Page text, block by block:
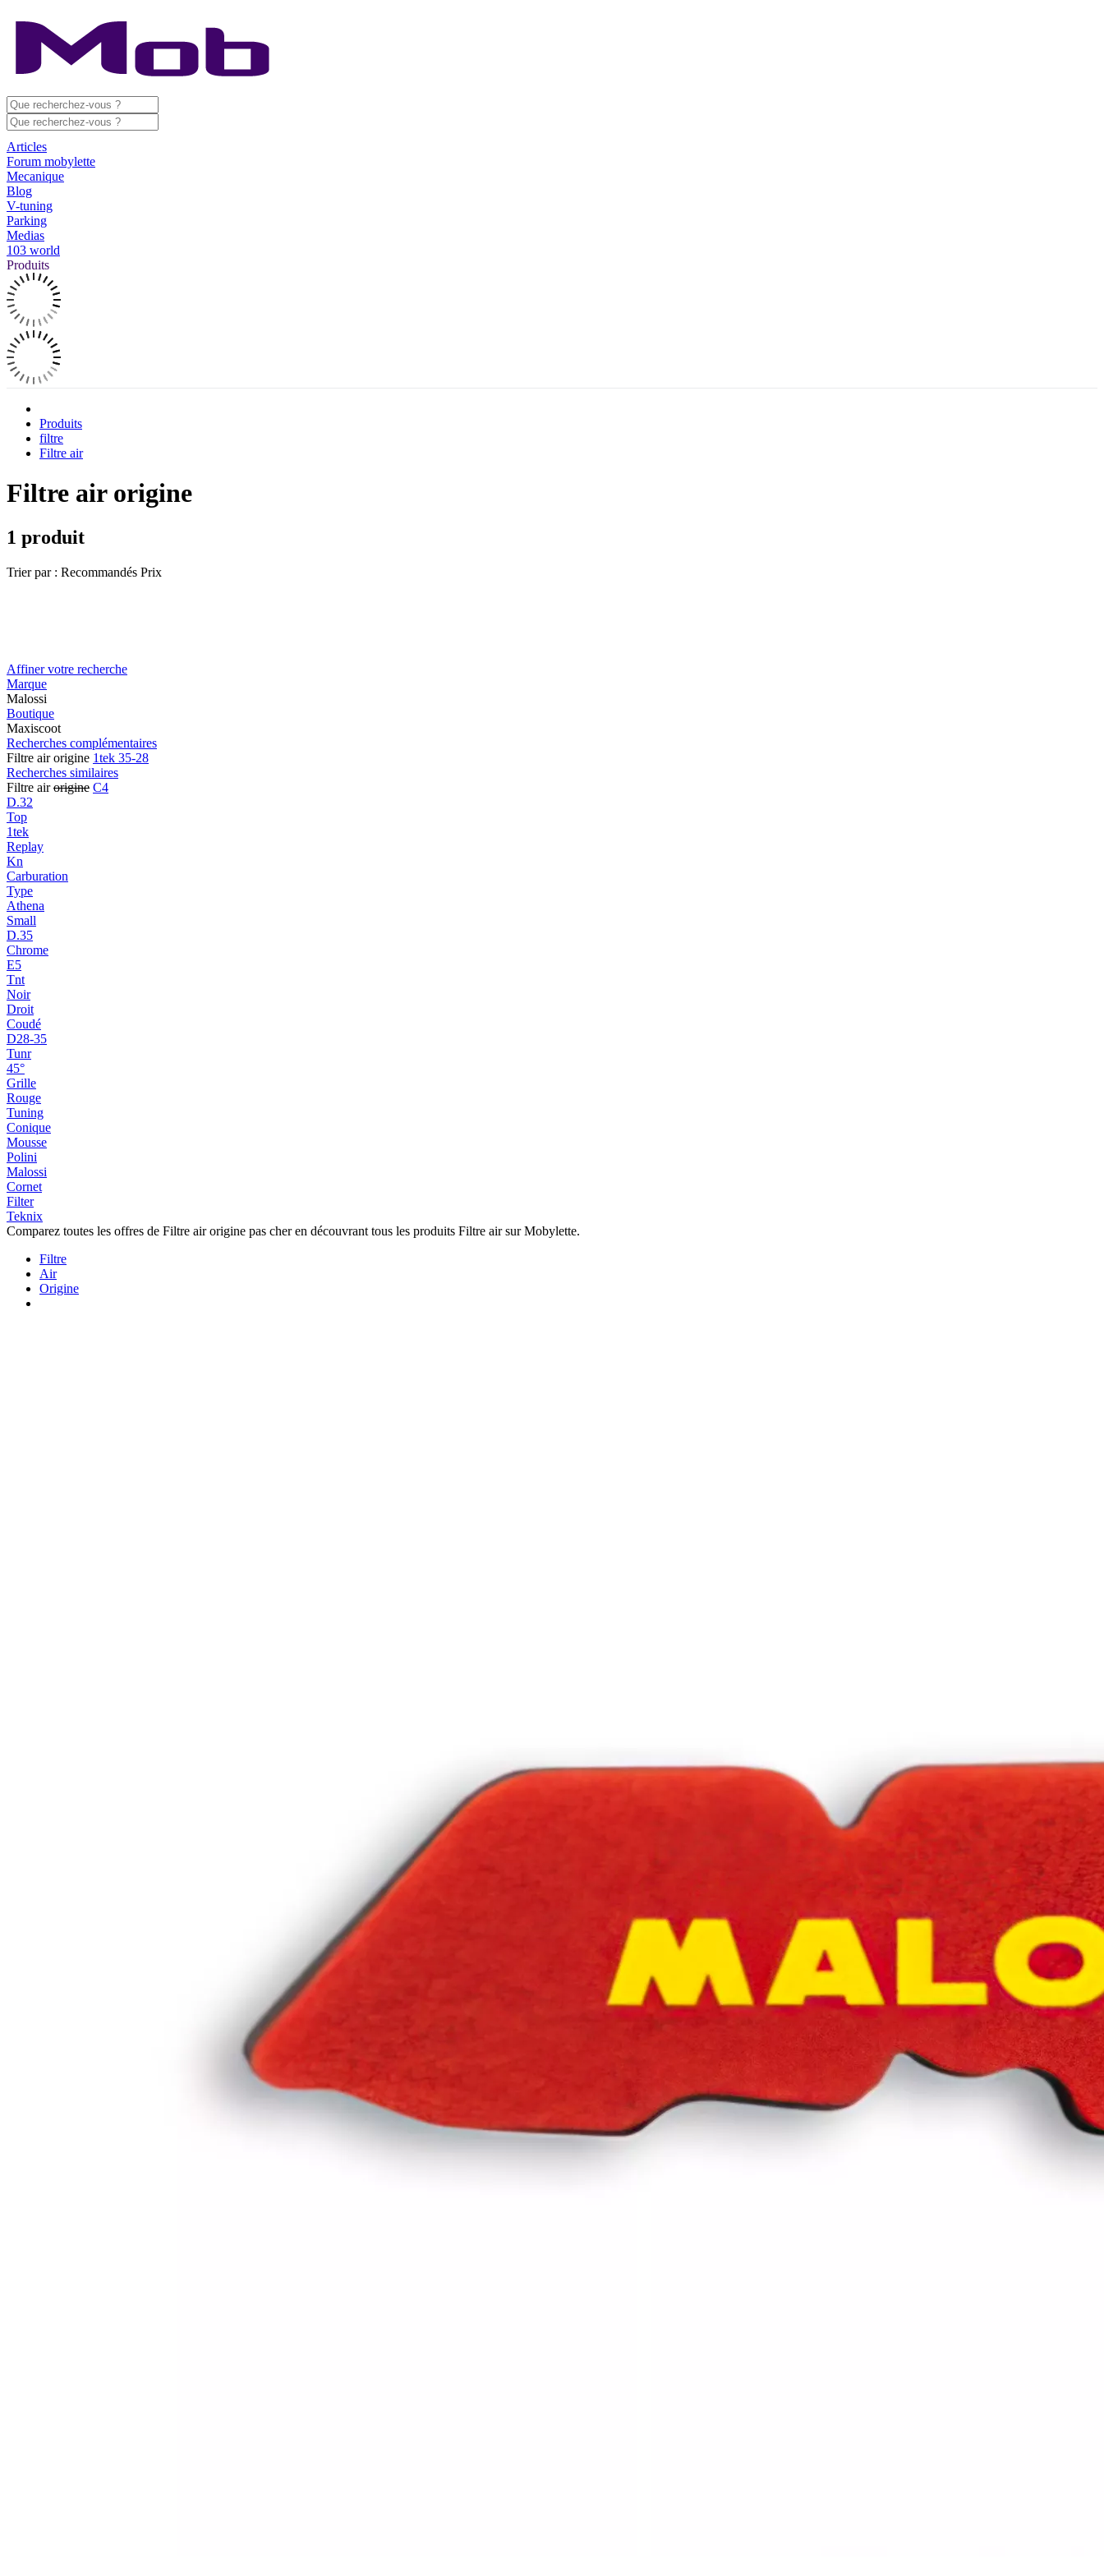
Articles
Forum mobylette
Mecanique
Blog
V-tuning
Parking
Medias
103 world
Produits
Produits
filtre
Filtre air
Filtre air origine
1 produit
Trier par : Recommandés Prix
Affiner votre recherche
Marque
Malossi
Boutique
Maxiscoot
Recherches complémentaires
Filtre air origine 1tek 35-28
Recherches similaires
Filtre airorigine C4
D.32
Top
1tek
Replay
Kn
Carburation
Type
Athena
Small
D.35
Chrome
E5
Tnt
Noir
Droit
Coudé
D28-35
Tunr
45°
Grille
Rouge
Tuning
Conique
Mousse
Polini
Malossi
Cornet
Filter
Teknix
Comparez toutes les offres de Filtre air origine pas cher en découvrant tous les produits Filtre air sur Mobylette.
Filtre
Air
Origine